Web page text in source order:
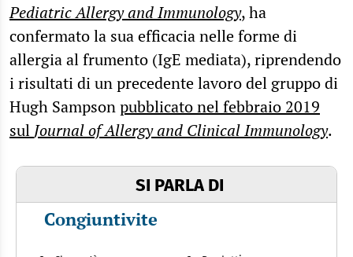
Pediatric Allergy and Immunology, ha
confermato la sua efficacia nelle forme di
allergia al frumento (IgE mediata), riprendendo
i risultati di un precedente lavoro del gruppo di
Hugh Sampsonpubblicato nel febbraio 2019
sul Journal of Allergy and Clinical Immunology.
SI PARLA DI
Congiuntivite